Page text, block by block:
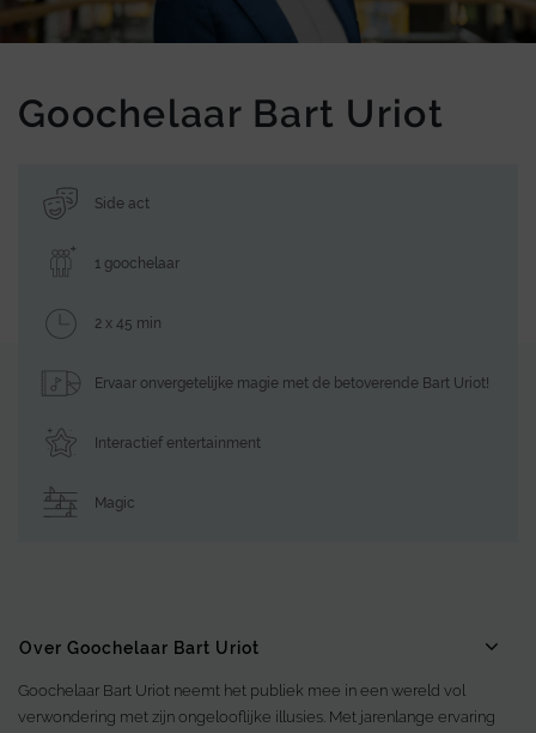
Goochelaar Bart Uriot
Side act
1 goochelaar
2 x 45 min
Ervaar onvergetelijke magie met de betoverende Bart Uriot!
Interactief entertainment
Magic
Over Goochelaar Bart Uriot
Goochelaar Bart Uriot neemt het publiek mee in een wereld vol
verwondering met zijn ongelooflijke illusies. Met jarenlange ervaring